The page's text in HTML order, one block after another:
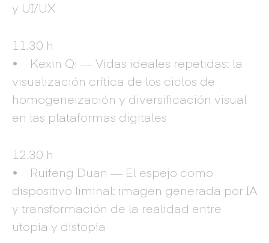
y UI/UX
11.30 h
• Kexin Qi — Vidas ideales repetidas: la
visualización crítica de los ciclos de
homogeneización y diversificación visual
en las plataformas digitales
12.30 h
• Ruifeng Duan — El espejo como
dispositivo liminal: imagen generada por IA
y transformación de la realidad entre
utopía y distopía